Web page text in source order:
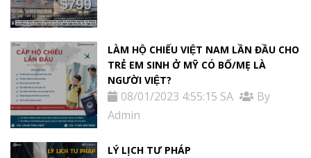
LÀM HỘ CHIẾU VIỆT NAM LẦN ĐẦU CHO
TRẺ EM SINH Ở MỸ CÓ BỐ/MẸ LÀ
NGƯỜI VIỆT?
08/01/2023 4:55:15 SA
By
Admin
LÝ LỊCH TƯ PHÁP